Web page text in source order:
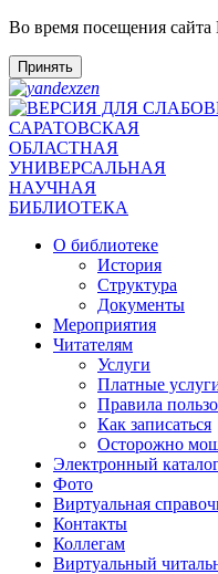
Во время посещения
Принять
САРАТОВСКАЯ
ОБЛАСТНАЯ
УНИВЕРСАЛЬНАЯ
НАУЧНАЯ
БИБЛИОТЕКА
О библиотеке
История
Структура
Документы
Мероприятия
Читателям
Услуги
Платные
Правила
Как записаться
Осторожно
Электронный
Фото
Виртуальная
Контакты
Коллегам
Виртуальный